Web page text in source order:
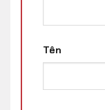
Tên